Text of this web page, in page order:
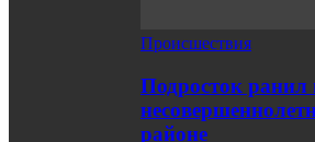
Происшествия
Подросток
районе